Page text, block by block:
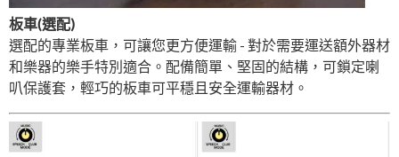
板車(選配)
選配的專業板車，可讓您更方便運輸 - 對於需要運送額外器材
和樂器的樂手特別適合。配備簡單、堅固的結構，可鎖定喇
叭保護套，輕巧的板車可平穩且安全運輸器材。